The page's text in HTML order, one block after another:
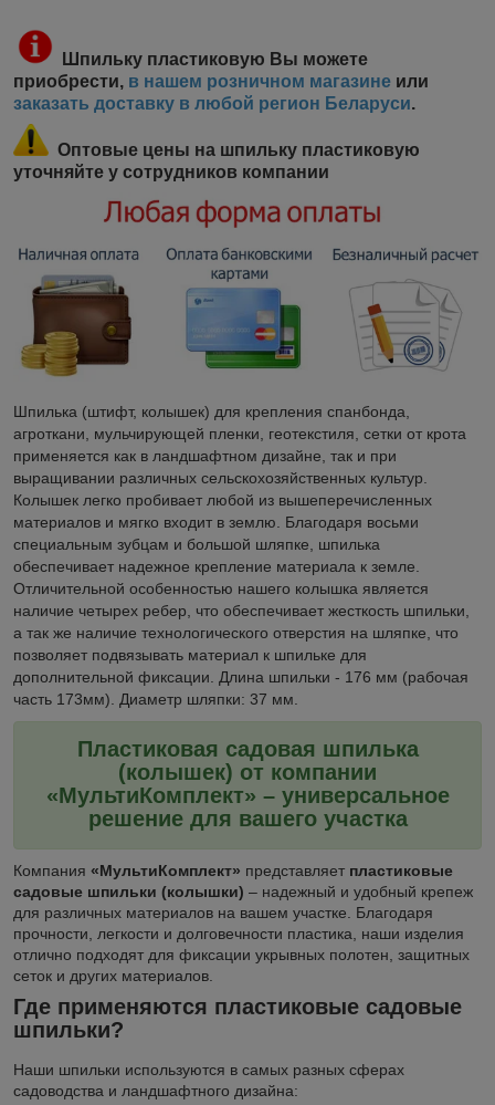
Шпильку пластиковую Вы можете
приобрести, в нашем розничном магазине или
заказать доставку в любой регион Беларуси.
Оптовые цены на шпильку пластиковую
уточняйте у сотрудников компании
Шпилька (штифт, колышек) для крепления спанбонда,
агроткани, мульчирующей пленки, геотекстиля, сетки от крота
применяется как в ландшафтном дизайне, так и при
выращивании различных сельскохозяйственных культур.
Колышек легко пробивает любой из вышеперечисленных
материалов и мягко входит в землю. Благодаря восьми
специальным зубцам и большой шляпке, шпилька
обеспечивает надежное крепление материала к земле.
Отличительной особенностью нашего колышка является
наличие четырех ребер, что обеспечивает жесткость шпильки,
а так же наличие технологического отверстия на шляпке, что
позволяет подвязывать материал к шпильке для
дополнительной фиксации. Длина шпильки - 176 мм (рабочая
часть 173мм). Диаметр шляпки: 37 мм.
Пластиковая садовая шпилька
(колышек) от компании
«МультиКомплект» – универсальное
решение для вашего участка
Компания «МультиКомплект» представляет пластиковые
садовые шпильки (колышки) – надежный и удобный крепеж
для различных материалов на вашем участке. Благодаря
прочности, легкости и долговечности пластика, наши изделия
отлично подходят для фиксации укрывных полотен, защитных
сеток и других материалов.
Где применяются пластиковые садовые
шпильки?
Наши шпильки используются в самых разных сферах
садоводства и ландшафтного дизайна: